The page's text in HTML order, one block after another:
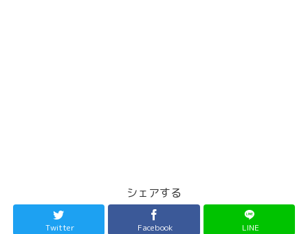
シェアする
Twitter Facebook LINE